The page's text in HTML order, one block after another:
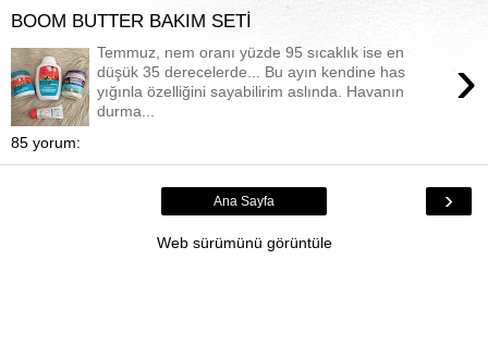
BOOM BUTTER BAKIM SETİ
›
Temmuz, nem oranı yüzde 95 sıcaklık ise en
düşük 35 derecelerde... Bu ayın kendine has
yığınla özelliğini sayabilirim aslında. Havanın
durma...
85 yorum:
›
Ana Sayfa
Web sürümünü görüntüle